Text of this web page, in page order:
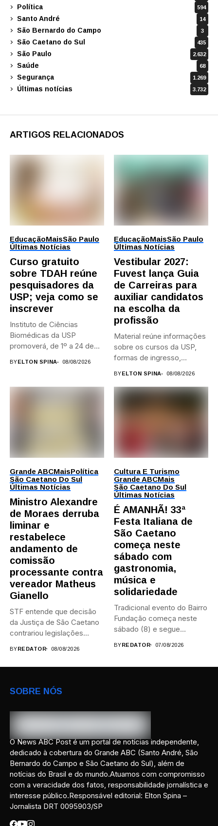
Política 594
Santo André 14
São Bernardo do Campo 3
São Caetano do Sul 435
São Paulo 2.632
Saúde 68
Segurança 1.269
Últimas notícias 3.732
ARTIGOS RELACIONADOS
EducaçãoMaisSão Paulo
Últimas Notícias
Curso gratuito
sobre TDAH reúne
pesquisadores da
USP; veja como se
inscrever
Instituto de Ciências
Biomédicas da USP
promoverá, de 1º a 24 de...
BY ELTON SPINA 08/08/2026
EducaçãoMaisSão Paulo
Últimas Notícias
Vestibular 2027:
Fuvest lança Guia
de Carreiras para
auxiliar candidatos
na escolha da
profissão
Material reúne informações
sobre os cursos da USP,
formas de ingresso,
BY ELTON SPINA 08/08/2026
Grande ABCMaisPolítica
São Caetano Do Sul
Últimas Notícias
Ministro Alexandre
de Moraes derruba
liminar e
restabelece
andamento de
comissão
processante contra
vereador Matheus
Gianello
STF entende que decisão
da Justiça de São Caetano
contrariou legislações
BYREDATOR 08/08/2026
Cultura E Turismo
Grande ABCMais
São Caetano Do Sul
Últimas Notícias
É AMANHÃ! 33ª
Festa Italiana de
São Caetano
começa neste
sábado com
gastronomia,
música e
solidariedade
Tradicional evento do Bairro
Fundação começa neste
sábado (8) e segue
BYREDATOR 07/08/2026
SOBRE NÓS
O News ABC Post é um portal de notícias independente,
dedicado à cobertura do Grande ABC (Santo André, São
Bernardo do Campo e São Caetano do Sul), além de
notícias do Brasil e do mundo.Atuamos com compromisso
com a veracidade dos fatos, responsabilidade jornalística e
interesse público.Responsável editorial: Elton Spina –
Jornalista DRT 0095903/SP